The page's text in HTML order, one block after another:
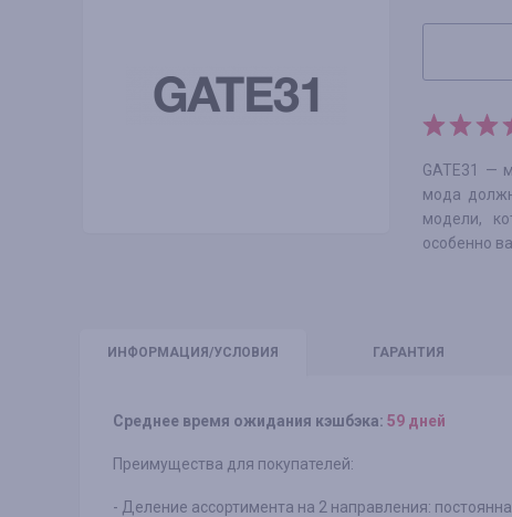
GATE31 —
мода
модели,
особенно
ИНФО РМАЦИЯ/УСЛОВИЯ ГАРАНТИЯ
Среднее время ожидания кэшбэка: 59 дней
Преимущества для покупателей:
- Деление ассортимента на 2 направления: